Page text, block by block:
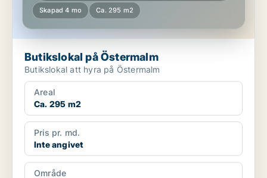
Skapad 4 mo Ca. 295 m2
Butikslokal på Östermalm
Butikslokal att hyra på Östermalm
Areal
Ca. 295 m2
Pris pr. md.
Inte angivet
Område